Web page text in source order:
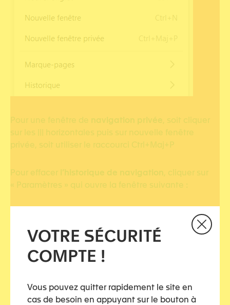
VOTRE SÉCURITÉ
COMPTE !
Vous pouvez quitter rapidement le site en
cas de besoin en appuyant sur le bouton à
Pour une fenêtre de navigation privée, soit cliquer
sur les ||| horizontales puis sur nouvelle fenêtre
privée, soit utiliser le raccourci Ctrl+Maj+P
Pour effacer l’historique de navigation, cliquer sur
« Paramètres » qui ouvre la fenêtre suivante :
Sélectionner « Vie privée et sécurité ».